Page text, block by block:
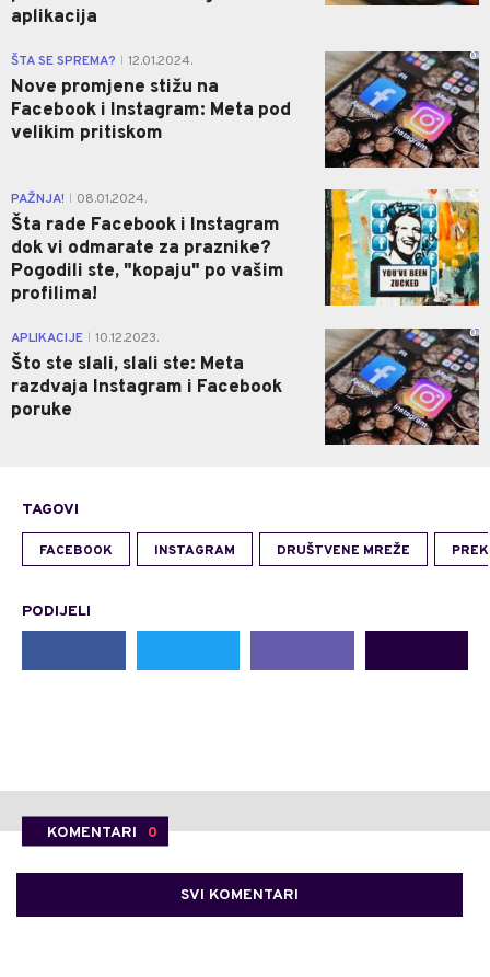
aplikacija
ŠTA SE SPREMA? 12.01.2024.
Nove promjene stižu na
Facebook i Instagram: Meta pod
velikim pritiskom
0
PAŽNJA! 08.01.2024.
Šta rade Facebook i Instagram
dok vi odmarate za praznike?
Pogodili ste, "kopaju" po vašim
profilima!
0
APLIKACIJE 10.12.2023.
Što ste slali, slali ste: Meta
razdvaja Instagram i Facebook
poruke
0
TAGOVI
FACEBOOK INSTAGRAM DRUŠTVENE MREŽE
PODIJELI
KOMENTARI 0
SVI KOMENTARI